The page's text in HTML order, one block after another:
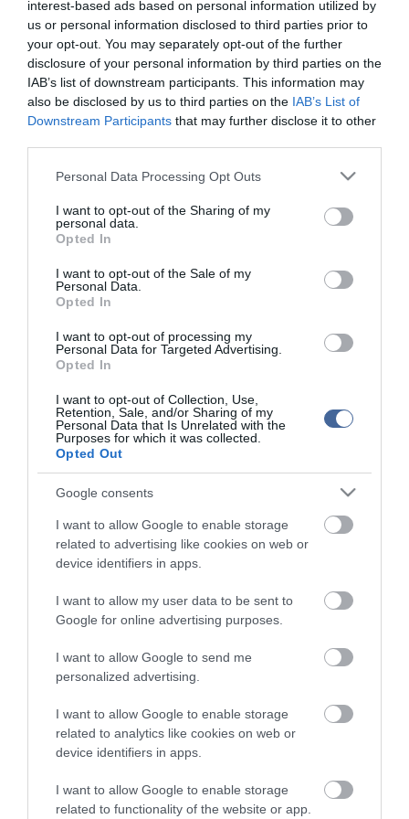
interest-based ads based on personal information utilized by
us or personal information disclosed to third parties prior to
your opt-out. You may separately opt-out of the further
disclosure of your personal information by third parties on the
IAB’s list of downstream participants. This information may
also be disclosed by us to third parties on the IAB’s List of
Downstream Participants that may further disclose it to other
Please note that this website/app uses one or more Google
not limited to your visit or usage behaviour. You may click to
grant or deny consent to Google and its third-party tags to
use your data for below specified purposes in below Google
consent section.
Personal Data Processing Opt Outs
I want to opt-out of the Sharing of my
personal data.
Opted In
I want to opt-out of the Sale of my
Personal Data.
Opted In
I want to opt-out of processing my
Personal Data for Targeted Advertising.
Opted In
I want to opt-out of Collection, Use,
Retention, Sale, and/or Sharing of my
Personal Data that Is Unrelated with the
Purposes for which it was collected.
Opted Out
Google consents
I want to allow Google to enable storage
related to advertising like cookies on web or
device identifiers in apps.
I want to allow my user data to be sent to
Google for online advertising purposes.
I want to allow Google to send me
personalized advertising.
I want to allow Google to enable storage
related to analytics like cookies on web or
device identifiers in apps.
I want to allow Google to enable storage
related to functionality of the website or app.
Kora délután a határ osztrák oldalán fekvő Spielfeldből 7 busszal,
mintegy háromszáz menedékkérőt - többségük család - vittek el az
osztrákok, közlésük szerint Klagenfurtba. Ott tisztálkodási
lehetőséghez és orvosi ellátáshoz juthatnak a migránsok, majd
továbbviszik őket Németország felé.
A helyi hatóságok szerint Spielfelden naponta 2500 embert tudnak
Szlovákiából 50 rendőr indult a magyar-szerb határra
Horvátország beengedett néhány ezer migránst Szerbiából
Figyelem! A cikkhez hozzáfűzött hozzászólások nem ama.hu
tükrözik. A szerkesztőség mindössze a hírek publikációjával foglalkozik, a
kommenteket nem tudja befolyásolni - azok az olvasók személyes véleményét
tartalmazzák.
Kérjük, kulturáltan, mások személyiségi jogainak és jó hírnevének tiszteletben
ma.hu legfrissebb hírei:
megható pillanatot rögzített a kamera
Megható felvétel: elpusztult borját vitte magával egy
Halálos fenyegetés miatt lemondta erdélyi koncertjét Majka
Pórázra kötve hagytak egy kutyát egy híd alatt Miskolcon
energiaellátás